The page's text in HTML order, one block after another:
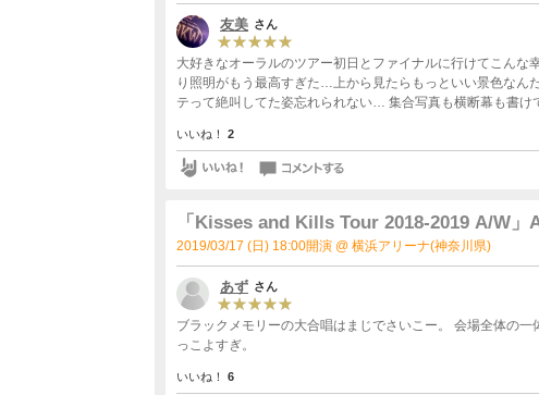
友美 さん
大好きなオーラルのツアー初日とファイナルに行けてこんな
り照明がもう最高すぎた…上から見たらもっといい景色なん
テって絶叫してた姿忘れられない… 集合写真も横断幕も書け
いいね！ 2
「Kisses and Kills Tour 2018-2019 A/W
2019/03/17 (日) 18:00開演 @ 横浜アリーナ(神奈川県)
あず さん
ブラックメモリーの大合唱はまじでさいこー。 会場全体の
っこよすぎ。
いいね！ 6